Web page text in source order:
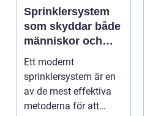
Sprinklersystem
som skyddar både
människor och
verksamhet
Ett modernt
sprinklersystem är en
av de mest effektiva
metoderna för att